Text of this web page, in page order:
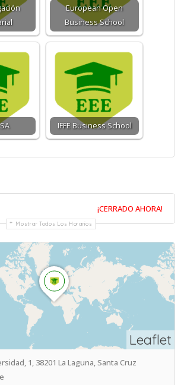
European Open
Business School
IFFE Business School
¡CERRADO AHORA!
Mostrar Todos Los Horarios
Leaflet
1, 38201 La Laguna, Santa Cruz